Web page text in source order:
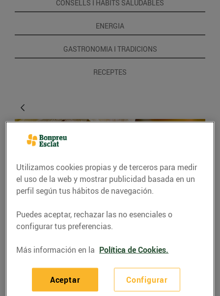
CONSELLS I HÀBITS SALUDABLES
ENERGIA
GASTRONOMIA I TRADICIONS
RECEPTES
RECETAS
Sandvitx 'cubanito'
Res millor que assaborir un bon entrepà mentre
Utilizamos cookies propias y de terceros para medir
el uso de la web y mostrar publicidad basada en un
perfil según tus hábitos de navegación.
Puedes aceptar, rechazar las no esenciales o
configurar tus preferencias.
Más información en la Política de Cookies.
Configurar
Aceptar